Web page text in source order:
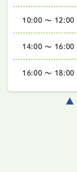
10:00 ～ 12:00
14:00 ～ 16:00
16:00 ～ 18:00